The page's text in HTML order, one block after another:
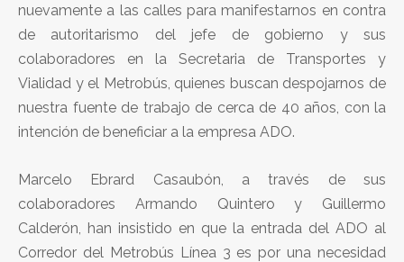
nuevamente a las calles para manifestarnos en contra
de autoritarismo del jefe de gobierno y sus
colaboradores en la Secretaria de Transportes y
Vialidad y el Metrobús, quienes buscan despojarnos de
nuestra fuente de trabajo de cerca de 40 años, con la
intención de beneficiar a la empresa ADO.
Marcelo Ebrard Casaubón, a través de sus
colaboradores Armando Quintero y Guillermo
Calderón, han insistido en que la entrada del ADO al
Corredor del Metrobús Línea 3 es por una necesidad